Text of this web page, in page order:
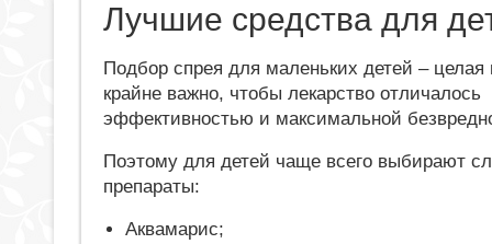
Лучшие средства для
Подбор спрея для маленьких детей – целая
крайне важно, чтобы лекарство отличалось
эффективностью и максимальной
Поэтому для детей чаще всего выбирают
препараты:
Аквамарис;